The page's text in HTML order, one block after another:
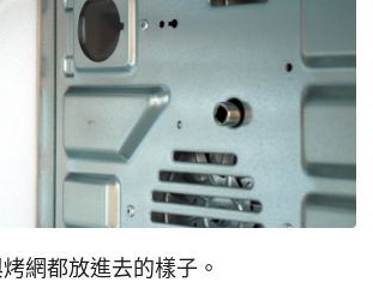
網都放進去的樣子。